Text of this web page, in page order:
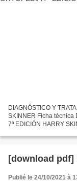
DIAGNÓSTICO Y
SKINNER Ficha técnica
7ª EDICIÓN HARRY
Editorial: MCGRAW-
[download pdf]
Publié le 24/10/2021 à